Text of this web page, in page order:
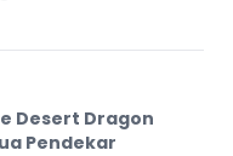
Desert Dragon
Pendekar